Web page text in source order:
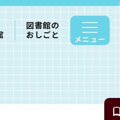
図書館の
おしごと メニュー